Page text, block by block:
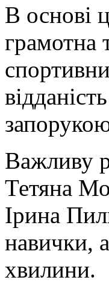
В основі
грамотна
Важливу
Тетяна
Ірина
навички,
хвилини.